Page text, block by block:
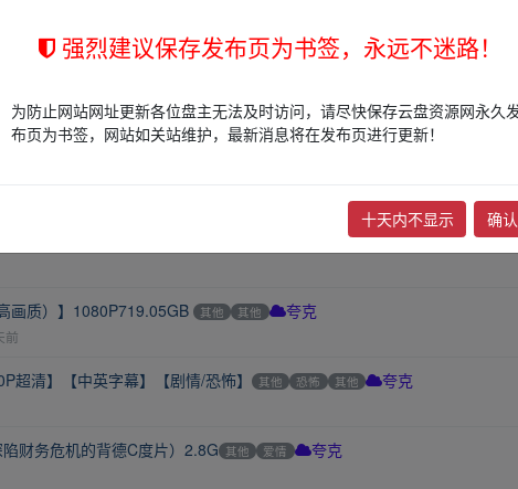
[流媒体正式版][官方中英字幕][2026] 其他 科幻
》2026中英字幕1080p 其他 爱情 BD 夸克
》中英字幕1080p
画质）】1080P719.05GB 其他 其他 夸克
前
超清】【中英字幕】【剧情/恐怖】 其他 恐怖 其他 夸克
财务危机的背德C度片）2.8G 其他 爱情 夸克
强烈建议保存发布页为书签，永远不迷路！
为防止网站网址更新各位盘主无法及时访问，请尽快保存云盘资源网永久
布页为书签，网站如关站维护，最新消息将在发布页进行更新！
十天内不显示 确认